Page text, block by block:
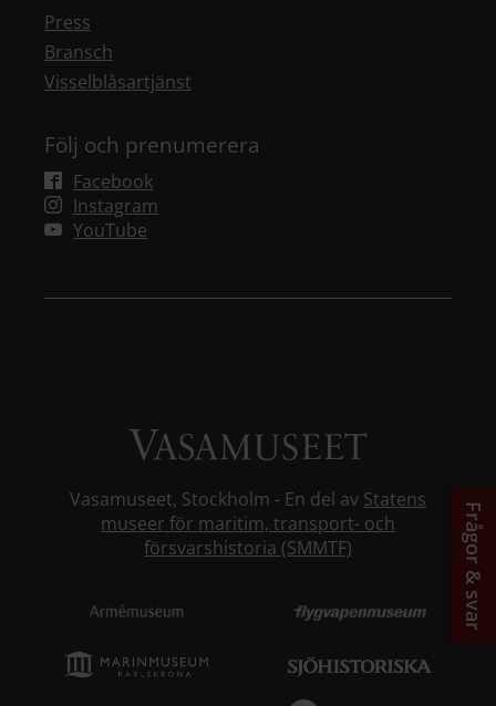
Frågor & svar
Press
Bransch
Visselblåsartjänst
Följ och prenumerera
Facebook
Instagram
YouTube
Vasamuseet, Stockholm - En del av Statens
museer för maritim, transport- och
försvarshistoria (SMMTF)